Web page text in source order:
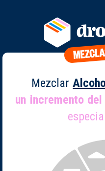
Mezclar
un incremento